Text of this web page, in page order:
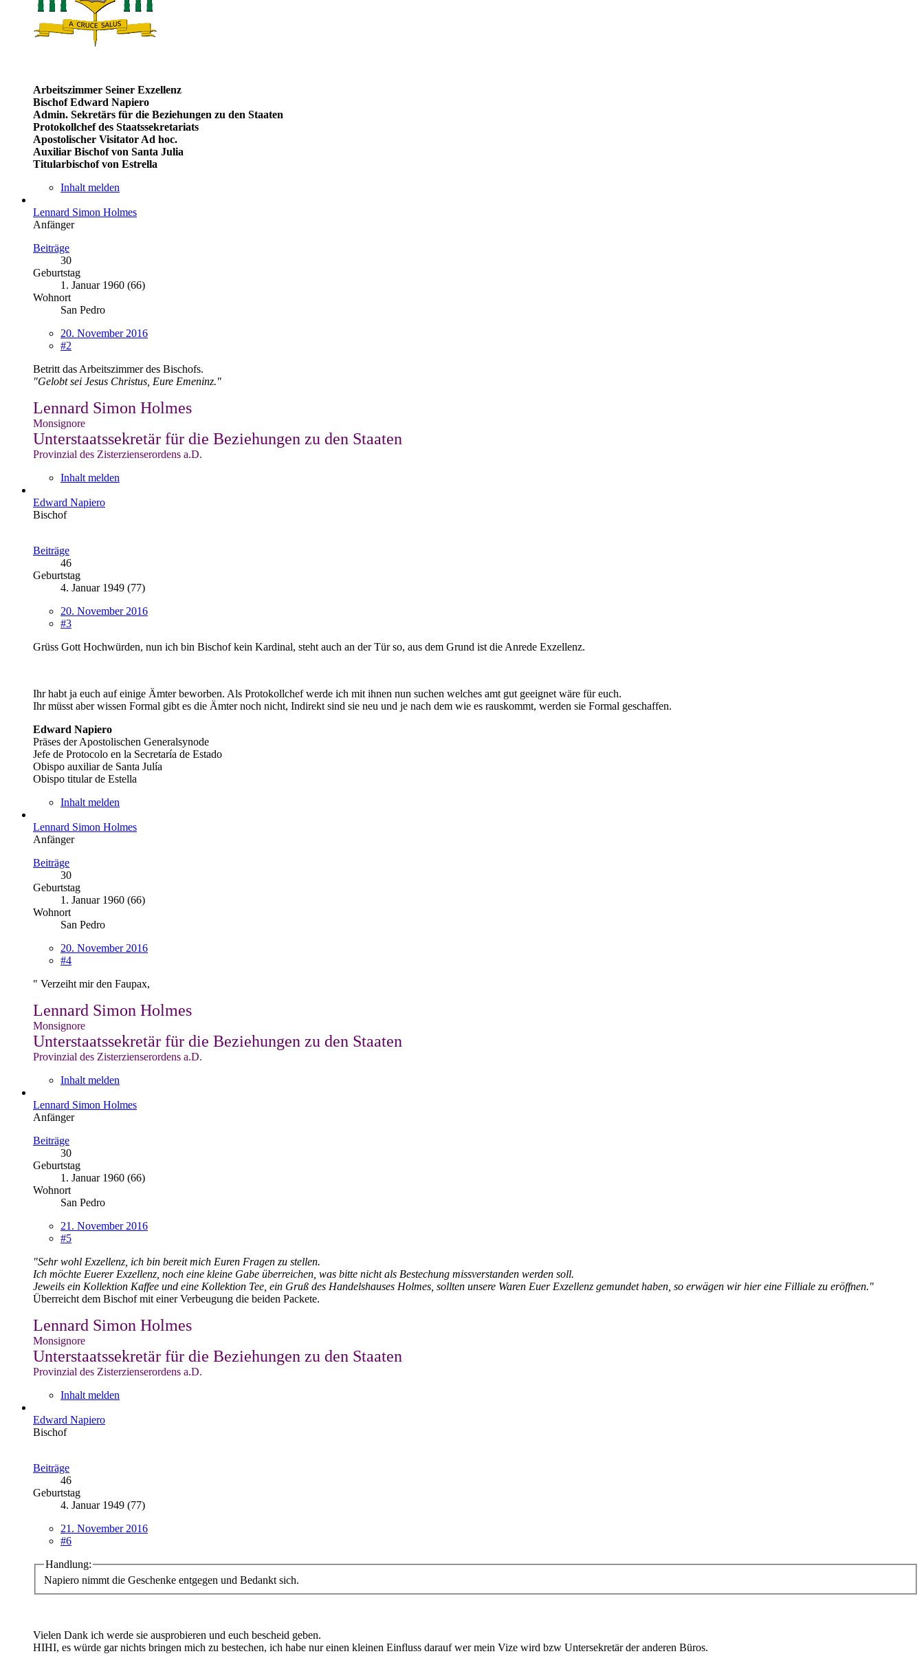
Arbeitszimmer Seiner Exzellenz
Bischof Edward Napiero
Admin. Sekretärs für die Beziehungen zu den Staaten
Protokollchef des Staatssekretariats
Apostolischer Visitator Ad hoc.
Auxiliar Bischof von Santa Julia
Titularbischof von Estrella
Inhalt melden
Lennard Simon Holmes
Anfänger
Beiträge
30
Geburtstag
1. Januar 1960 (66)
Wohnort
San Pedro
20. November 2016
#2
Betritt das Arbeitszimmer des Bischofs.
"Gelobt sei Jesus Christus, Eure Emeninz."
Lennard Simon Holmes
Monsignore
Unterstaatssekretär für die Beziehungen zu den Staaten
Provinzial des Zisterzienserordens a.D.
Inhalt melden
Edward Napiero
Bischof
Beiträge
46
Geburtstag
4. Januar 1949 (77)
20. November 2016
#3
Grüss Gott Hochwürden, nun ich bin Bischof kein Kardinal, steht auch an der Tür so, aus dem Grund ist die Anrede Exzellenz.
Ihr habt ja euch auf einige Ämter beworben. Als Protokollchef werde ich mit ihnen nun suchen welches amt gut geeignet wäre für euch.
Ihr müsst aber wissen Formal gibt es die Ämter noch nicht, Indirekt sind sie neu und je nach dem wie es rauskommt, werden sie Formal geschaffen.
Edward Napiero
Präses der Apostolischen Generalsynode
Jefe de Protocolo en la Secretaría de Estado
Obispo auxiliar de Santa Julía
Obispo titular de Estella
Inhalt melden
Lennard Simon Holmes
Anfänger
Beiträge
30
Geburtstag
1. Januar 1960 (66)
Wohnort
San Pedro
20. November 2016
#4
" Verzeiht mir den Faupax,
Lennard Simon Holmes
Monsignore
Unterstaatssekretär für die Beziehungen zu den Staaten
Provinzial des Zisterzienserordens a.D.
Inhalt melden
Lennard Simon Holmes
Anfänger
Beiträge
30
Geburtstag
1. Januar 1960 (66)
Wohnort
San Pedro
21. November 2016
#5
"Sehr wohl Exzellenz, ich bin bereit mich Euren Fragen zu stellen.
Ich möchte Euerer Exzellenz, noch eine kleine Gabe überreichen, was bitte nicht als Bestechung missverstanden werden soll.
Jeweils ein Kollektion Kaffee und eine Kollektion Tee, ein Gruß des Handelshauses Holmes, sollten unsere Waren Euer Exzellenz gemundet haben, so erwägen wir hier eine Filliale zu eröffnen."
Überreicht dem Bischof mit einer Verbeugung die beiden Packete.
Lennard Simon Holmes
Monsignore
Unterstaatssekretär für die Beziehungen zu den Staaten
Provinzial des Zisterzienserordens a.D.
Inhalt melden
Edward Napiero
Bischof
Beiträge
46
Geburtstag
4. Januar 1949 (77)
21. November 2016
#6
Handlung:
Napiero nimmt die Geschenke entgegen und Bedankt sich.
Vielen Dank ich werde sie ausprobieren und euch bescheid geben.
HIHI, es würde gar nichts bringen mich zu bestechen, ich habe nur einen kleinen Einfluss darauf wer mein Vize wird bzw Untersekretär der anderen Büros.